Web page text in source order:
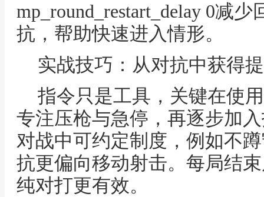
mp_round_restart_delay 0减
抗，帮助快速进入情形。
实战技巧：从对抗中获得
指令只是工具，关键在使
专注压枪与急停，再逐步加
对战中可约定制度，例如不
抗更偏向移动射击。每局结
纯对打更有效。